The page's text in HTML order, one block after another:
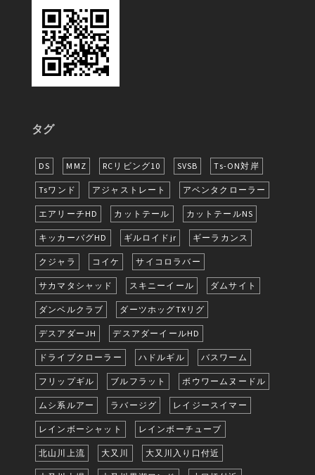
タグ
DS MMZ RCリビング10 SVSB Ts-ON対岸
Tsワンド アジャストレート アベンタクローラー
エアリーチHD カットテール カットテールNS
キッカーバグHD ギルロイドjr ギーラカンス
クジャラ コイケ サイコロラバー
サカマタシャッド スキニーイール ダムサイト
ダンベルクラブ ダーツホッグTXリグ
デスアダーJH デスアダーイールHD
ドライブクローラー ハドルギル バスワーム
フリップギル ブルフラット ボウワームヌードル
ムシ系ルアー ラバージグ レイジースイマー
レインボーシャット レインボーチューブ
北山川上流 大又川 大又川入り口付近